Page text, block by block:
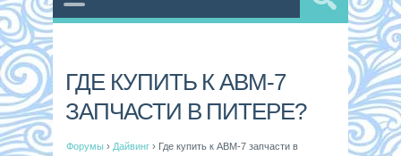
ГДЕ КУПИТЬ К АВМ-7
ЗАПЧАСТИ В ПИТЕРЕ?
Форумы › Дайвинг › Где купить к АВМ-7 запчасти в